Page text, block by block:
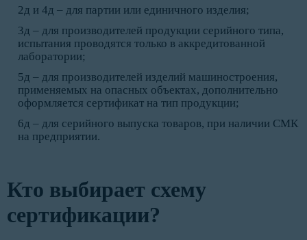
2д и 4д – для партии или единичного изделия;
3д – для производителей продукции серийного типа,
испытания проводятся только в аккредитованной
лаборатории;
5д – для производителей изделий машиностроения,
применяемых на опасных объектах, дополнительно
оформляется сертификат на тип продукции;
6д – для серийного выпуска товаров, при наличии СМК
на предприятии.
Кто выбирает схему
сертификации?